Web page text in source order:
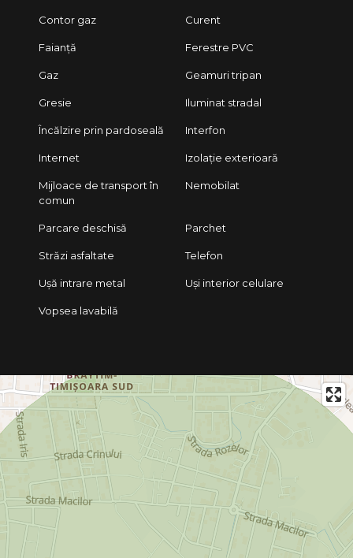
Contor gaz Curent
Faianță Ferestre PVC
Gaz Geamuri tripan
Gresie Iluminat stradal
Încălzire prin pardoseală Interfon
Internet Izolație exterioară
Mijloace de transport în
comun
Nemobilat
Parcare deschisă Parchet
Străzi asfaltate Telefon
Ușă intrare metal Uși interior celulare
Vopsea lavabilă